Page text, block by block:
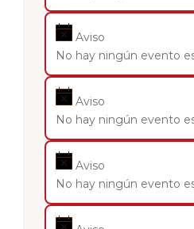
Aviso
No hay ningún evento
Aviso
No hay ningún evento
Aviso
No hay ningún evento